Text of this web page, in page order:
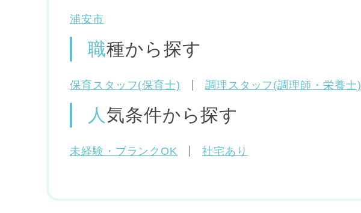
浦安市
職種から探す
保育スタッフ(保育士) 調理スタッフ(調理師・栄養士)
人気条件から探す
未経験・ブランクOK 社宅あり